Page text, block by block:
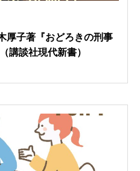
厚子著『おどろきの刑事
講談社現代新書）